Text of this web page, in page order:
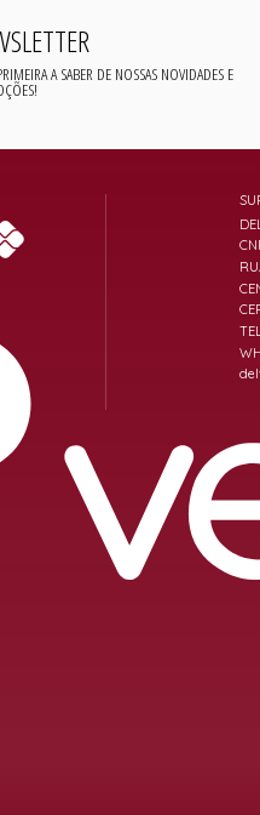
A SABER DE NOSSAS NOVIDADES E